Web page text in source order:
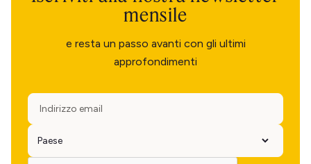
mensile
e resta un passo avanti con gli ultimi
approfondimenti